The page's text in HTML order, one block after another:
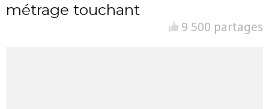
métrage touchant
9 500 partages